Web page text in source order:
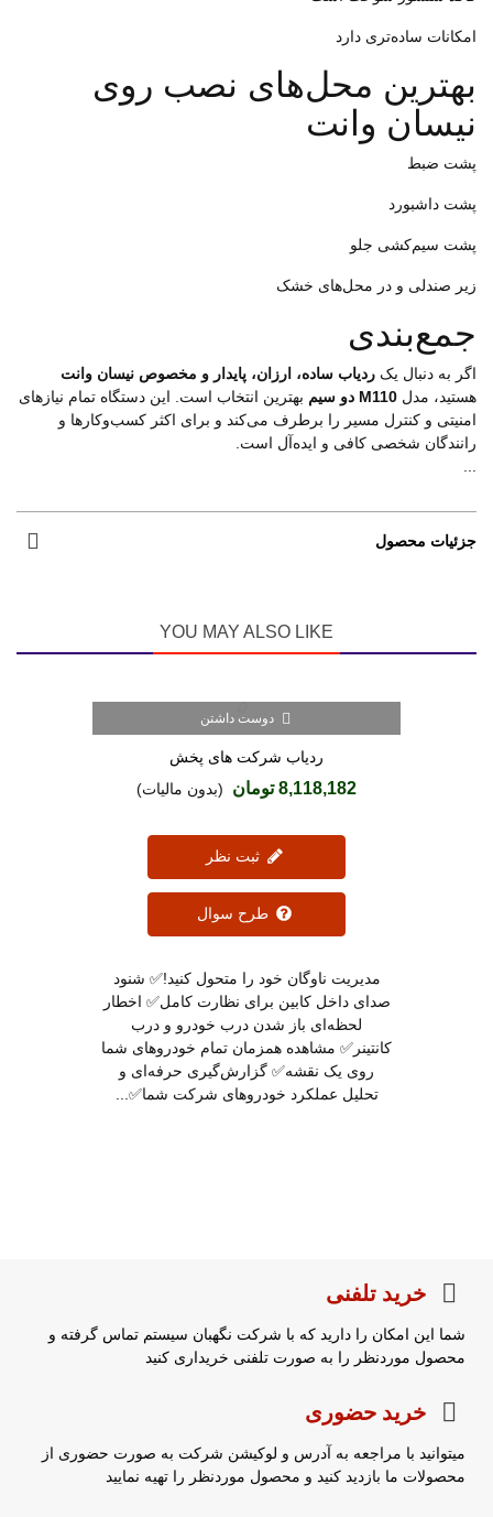
امکانات ساده‌تری دارد
بهترین محل‌های نصب روی
نیسان وانت
پشت ضبط
پشت داشبورد
پشت سیم‌کشی جلو
زیر صندلی و در محل‌های خشک
جمع‌بندی
اگر به دنبال یک ردیاب ساده، ارزان، پایدار و مخصوص نیسان وانت
هستید، مدل M110 دو سیم
بهترین انتخاب است. این دستگاه تمام نیازهای
امنیتی و کنترل مسیر را برطرف می‌کند و برای اکثر کسب‌وکارها و
رانندگان شخصی کافی و ایده‌آل است.
جزئیات محصول
YOU MAY ALSO LIKE
دوست داشتن
ردیاب شرکت های پخش
8,118,182 تومان (بدون مالیات)
ثبت نظر
طرح سوال
مدیریت ناوگان خود را متحول کنید!✅ شنود
صدای داخل کابین برای نظارت کامل✅ اخطار
لحظه‌ای باز شدن درب خودرو و درب
کانتینر✅ مشاهده همزمان تمام خودروهای شما
روی یک نقشه✅ گزارش‌گیری حرفه‌ای و
تحلیل عملکرد خودروهای شرکت شما✅...
خرید تلفنی
شما این امکان را دارید که با شرکت نگهبان سیستم تماس گرفته و
محصول موردنظر را به صورت تلفنی خریداری کنید
خرید حضوری
میتوانید با مراجعه به آدرس و لوکیشن شرکت به صورت حضوری از
محصولات ما بازدید کنید و محصول موردنظر را تهیه نمایید